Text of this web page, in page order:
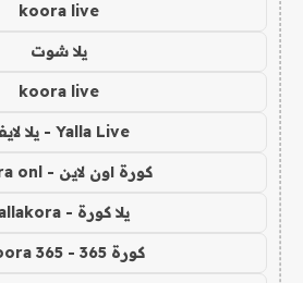
koora live
يلا شوت
koora live
Yalla Live - يلا لايف
كورة اون لاين - koora onl
يلا كورة - yallakora
كورة 365 - kooora 365